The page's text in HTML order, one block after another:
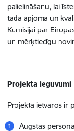
palielināšanu, lai
tādā apjomā un
Komisijai par
un mērķtiecīgu
Projekta ieguvumi
Projekta ietvaros ir
Augstās